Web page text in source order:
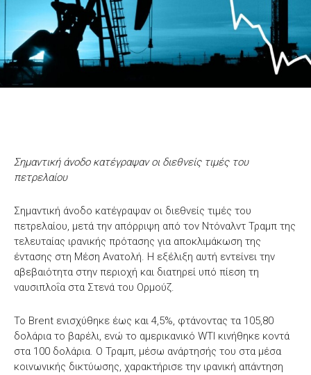
Σημαντική άνοδο κατέγραψαν οι διεθνείς τιμές του
πετρελαίου
Σημαντική άνοδο κατέγραψαν οι διεθνείς τιμές του
πετρελαίου, μετά την απόρριψη από τον Ντόναλντ Τραμπ της
τελευταίας ιρανικής πρότασης για αποκλιμάκωση της
έντασης στη Μέση Ανατολή. Η εξέλιξη αυτή εντείνει την
αβεβαιότητα στην περιοχή και διατηρεί υπό πίεση τη
ναυσιπλοΐα στα Στενά του Ορμούζ.
Το Brent ενισχύθηκε έως και 4,5%, φτάνοντας τα 105,80
δολάρια το βαρέλι, ενώ το αμερικανικό WTI κινήθηκε κοντά
στα 100 δολάρια. Ο Τραμπ, μέσω ανάρτησής του στα μέσα
κοινωνικής δικτύωσης, χαρακτήρισε την ιρανική απάντηση